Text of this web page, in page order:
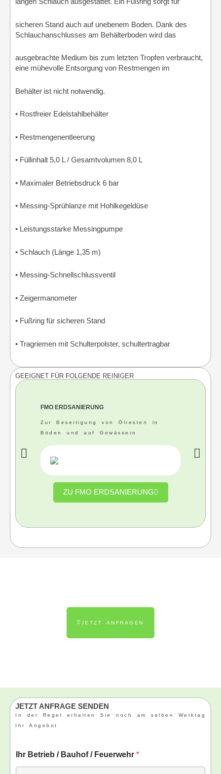
langen Schlauch ausgestattet. Ein Fußring sorgt für
sicheren Stand auch auf unebenem Boden. Dank des
Schlauchanschlusses am Behälterboden wird das
ausgebrachte Medium bis zum letzten Tropfen verbraucht,
eine mühevolle Entsorgung von Restmengen im
Behälter ist nicht notwendig.
• Rostfreier Edelstahlbehälter
• Restmengenentleerung
• Füllinhalt 5,0 L / Gesamtvolumen 8,0 L
• Maximaler Betriebsdruck 6 bar
• Messing-Sprühlanze mit Hohlkegeldüse
• Leistungsstarke Messingpumpe
• Schlauch (Länge 1,35 m)
• Messing-Schnellschlussventil
• Zeigermanometer
• Fußring für sicheren Stand
• Tragriemen mit Schulterpolster, schultertragbar
GEEIGNET FÜR FOLGENDE REINIGER
FMO ERDSANIERUNG
Zur Beseitigung von Ölresten in
Böden und auf Gewässern
ZU FMO ERDSANIERUNG
JETZT ANFRAGEN
JETZT ANFRAGE SENDEN
In der Regel erhalten Sie noch am selben Werktag
Ihr Angebot
Ihr Betrieb / Bauhof / Feuerwehr *